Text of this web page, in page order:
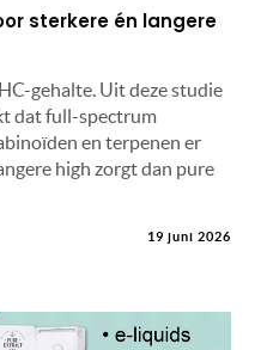
sterkere én langere
gehalte. Uit deze studie
dat full-spectrum
en terpenen er
high zorgt dan pure
19 juni 2026